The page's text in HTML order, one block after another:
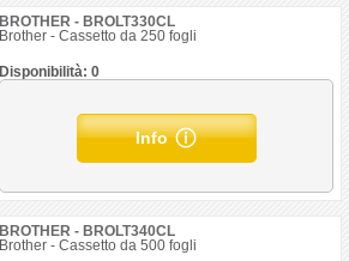
BROTHER - BROLT330CL
Brother - Cassetto da 250 fogli
Disponibilità: 0
Info
BROTHER - BROLT340CL
Brother - Cassetto da 500 fogli